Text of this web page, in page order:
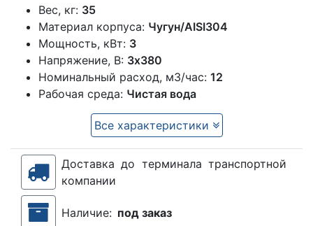
Вес, кг: 35
Материал корпуса: Чугун/AISI304
Мощность, кВт: 3
Напряжение, В: 3х380
Номинальный расход, м3/час: 12
Рабочая среда: Чистая вода
Все характеристики
Доставка до терминала транспортной
компании
Наличие: под заказ